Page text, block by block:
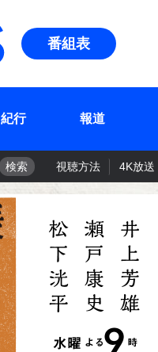
番組表
紀行 報道
検索 視聴方法 4K放送